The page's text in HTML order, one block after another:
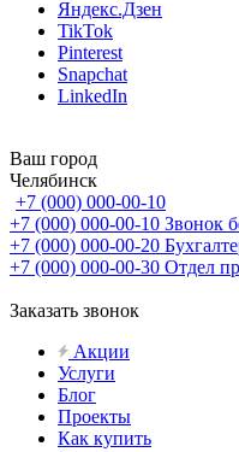
Яндекс.Дзен
TikTok
Pinterest
Snapchat
LinkedIn
Ваш город
Челябинск
+7 (000) 000-00-10
+7 (000) 000-00-10 Звонок
+7 (000) 000-00-20
+7 (000) 000-00-30 Отдел
Заказать звонок
Акции
Услуги
Блог
Проекты
Как купить